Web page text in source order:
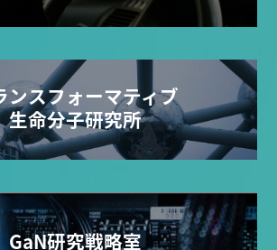
ンスフォーマティブ
生命分子研究所
GaN研究戦略室